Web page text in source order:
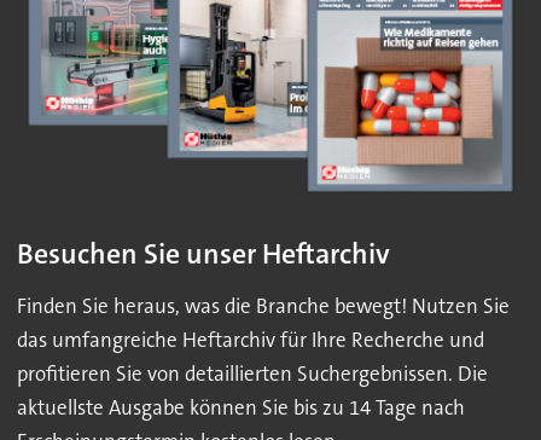
Besuchen Sie unser Heftarchiv
Finden Sie heraus, was die Branche bewegt! Nutzen Sie
das umfangreiche Heftarchiv für Ihre Recherche und
profitieren Sie von detaillierten Suchergebnissen. Die
aktuellste Ausgabe können Sie bis zu 14 Tage nach